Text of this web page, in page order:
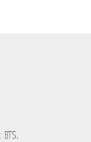
: BTS.